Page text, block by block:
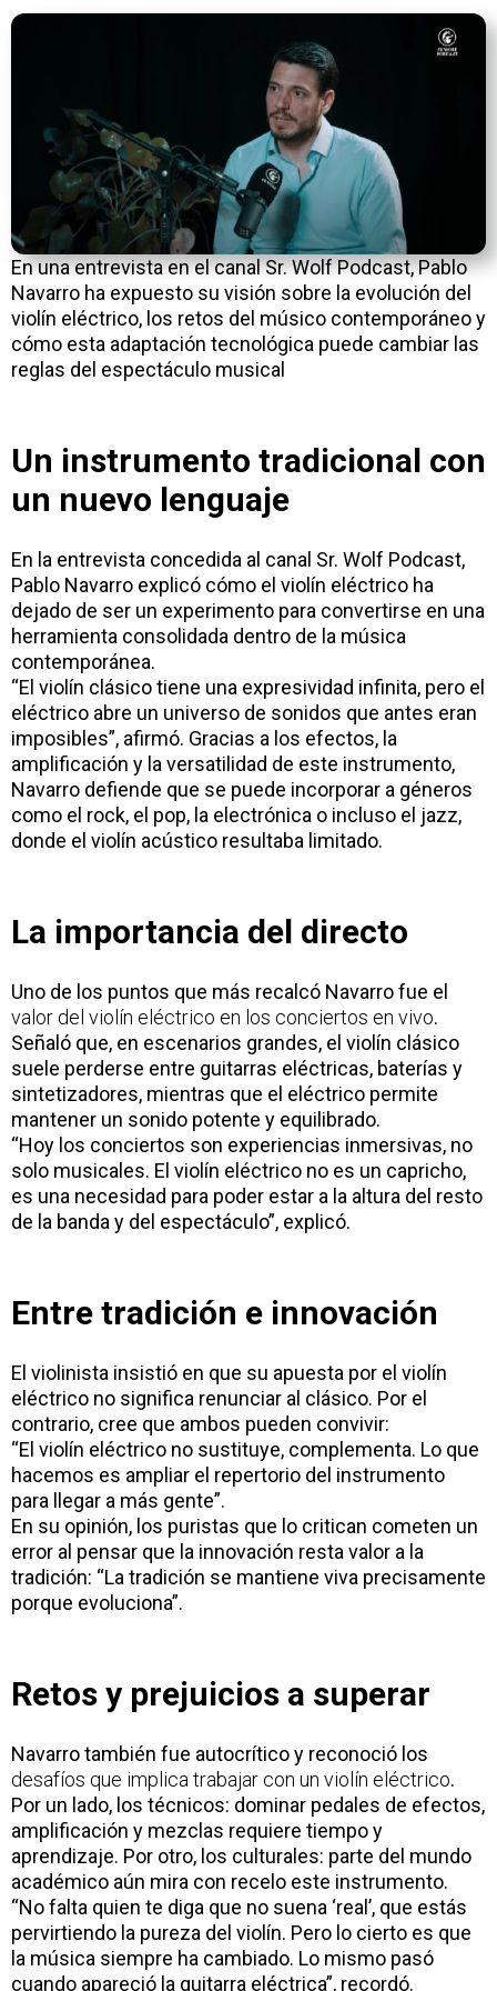
En una entrevista en el canalSr. Wolf Podcast,Pablo
Navarro ha expuesto su visión sobre la evolución del
violín eléctrico, los retos del músico contemporáneo y
cómo esta adaptación tecnológica puede cambiar las
reglas del espectáculo musical
Un instrumento tradicional con
un nuevo lenguaje
En la entrevista concedida al canal Sr. Wolf Podcast,
Pablo Navarro explicó cómo el violín eléctrico ha
dejado de ser un experimento para convertirse en una
herramienta consolidada dentro de la música
contemporánea.
“El violín clásico tiene una expresividad infinita, pero el
eléctrico abre un universo de sonidos que antes eran
imposibles”, afirmó. Gracias a los efectos, la
amplificación y la versatilidad de este instrumento,
Navarro defiende que se puede incorporar a géneros
como el rock, el pop, la electrónica o incluso el jazz,
donde el violín acústico resultaba limitado.
La importancia del directo
Uno de los puntos que más recalcó Navarro fue el
valor del violín eléctrico en los conciertos en vivo.
Señaló que, en escenarios grandes, el violín clásico
suele perderse entre guitarras eléctricas, baterías y
sintetizadores, mientras que el eléctrico permite
mantener un sonido potente y equilibrado.
“Hoy los conciertos son experiencias inmersivas, no
solo musicales. El violín eléctrico no es un capricho,
es una necesidad para poder estar a la altura del resto
de la banda y del espectáculo”, explicó.
Entre tradición e innovación
El violinista insistió en que su apuesta por el violín
eléctrico no significa renunciar al clásico. Por el
contrario, cree que ambos pueden convivir:
“El violín eléctrico no sustituye, complementa. Lo que
hacemos es ampliar el repertorio del instrumento
para llegar a más gente”.
En su opinión, los puristas que lo critican cometen un
error al pensar que la innovación resta valor a la
tradición: “La tradición se mantiene viva precisamente
porque evoluciona”.
Retos y prejuicios a superar
Navarro también fue autocrítico y reconoció los
desafíos que implica trabajar con un violín eléctrico.
Por un lado, los técnicos: dominar pedales de efectos,
amplificación y mezclas requiere tiempo y
aprendizaje. Por otro, los culturales: parte del mundo
académico aún mira con recelo este instrumento.
“No falta quien te diga que no suena ‘real’, que estás
pervirtiendo la pureza del violín. Pero lo cierto es que
la música siempre ha cambiado. Lo mismo pasó
cuando apareció la guitarra eléctrica”, recordó.